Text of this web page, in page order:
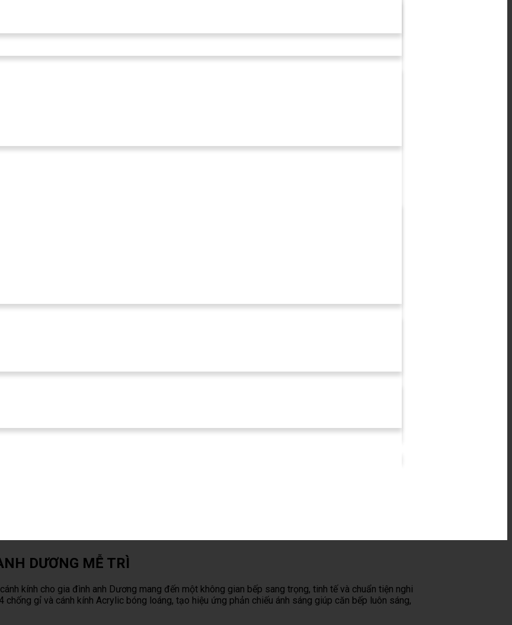
DƯƠNG MỄ TRÌ
kính cho gia đình anh Dương mang đến một không gian bếp sang trọng, tinh tế và chuẩn tiện nghi
gỉ và cánh kính Acrylic bóng loáng, tạo hiệu ứng phản chiếu ánh sáng giúp căn bếp luôn sáng,